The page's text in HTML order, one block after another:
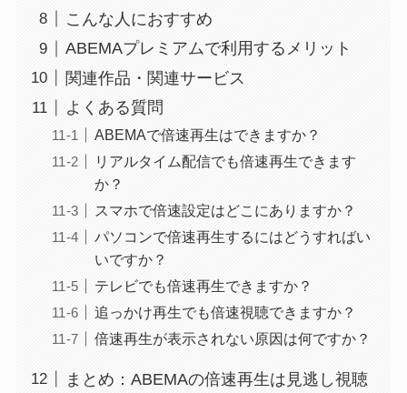
こんな人におすすめ
ABEMAプレミアムで利用するメリット
関連作品・関連サービス
よくある質問
ABEMAで倍速再生はできますか？
リアルタイム配信でも倍速再生できます
か？
スマホで倍速設定はどこにありますか？
パソコンで倍速再生するにはどうすればい
いですか？
テレビでも倍速再生できますか？
追っかけ再生でも倍速視聴できますか？
倍速再生が表示されない原因は何ですか？
まとめ：ABEMAの倍速再生は見逃し視聴